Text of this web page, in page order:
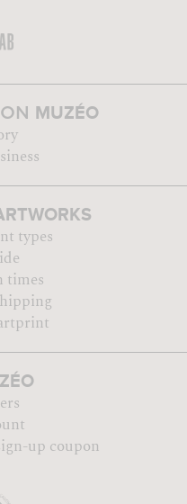
MUZÉO
types
times
up coupon